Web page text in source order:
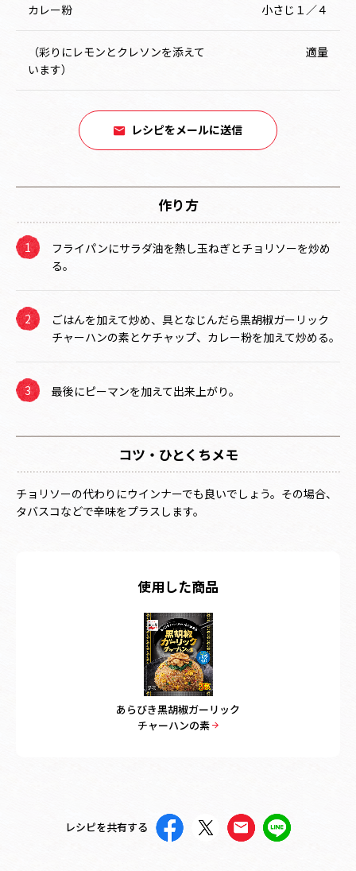
カレー粉 小さじ１／４
（彩りにレモンとクレソンを添えて
います）
適量
レシピをメールに送信
作り方
フライパンにサラダ油を熱し玉ねぎとチョリソーを炒め
る。
ごはんを加えて炒め、具となじんだら黒胡椒ガーリック
チャーハンの素とケチャップ、カレー粉を加えて炒める。
最後にピーマンを加えて出来上がり。
コツ・ひとくちメモ
チョリソーの代わりにウインナーでも良いでしょう。その場合、
タバスコなどで辛味をプラスします。
使用した商品
あらびき黒胡椒ガーリック
チャーハンの素
レシピを共有する